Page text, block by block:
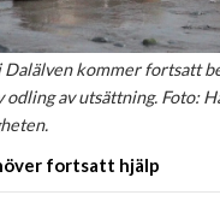
Dalälven kommer fortsatt
odling av utsättning. Foto:
fortsatt hjälp